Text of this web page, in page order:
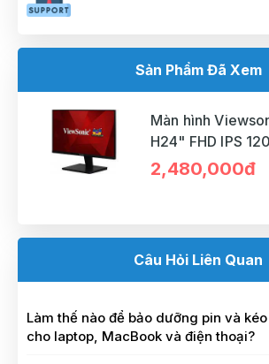
Sản Phẩm Đã Xem
Màn hình
H24" FHD IPS
2,480,000đ
Câu Hỏi Liên Quan
Làm thế nào để bảo dưỡng pin và
cho laptop, MacBook và điện thoại?